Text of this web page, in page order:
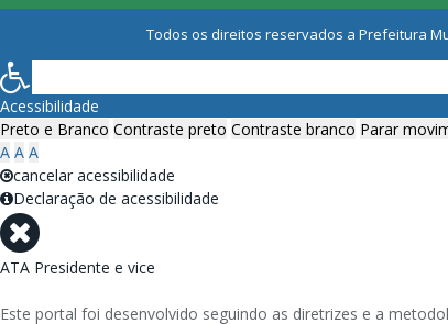
Todos os direitos reservados a Prefeitura
Acessibilidade
Preto e Branco Contraste preto Contraste branco Parar
A A A
cancelar acessibilidade
Declaração de acessibilidade
ATA Presidente e vice
Este portal foi desenvolvido seguindo as diretrizes e a